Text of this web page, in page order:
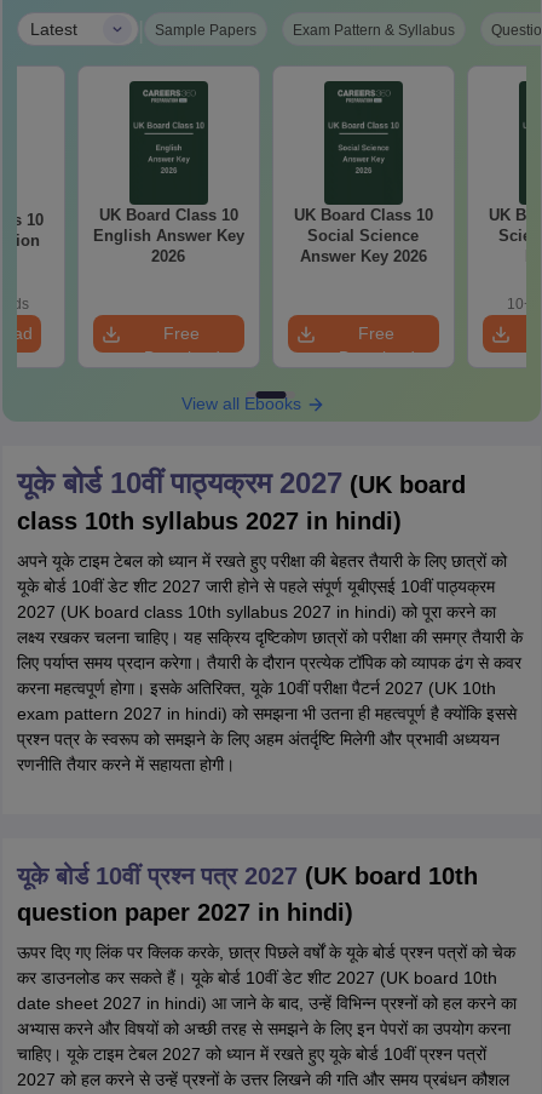
Latest | Sample Papers Exam Pattern & Syllabus
10
UK Board Class 10
English Answer Key
2026
Free
Download
UK Board Class 10
Social Science
Answer Key 2026
Free
Download
UK
10+
View all Ebooks
यूके बोर्ड 10वीं पाठ्यक्रम 2027 (UK board
class 10th syllabus 2027 in hindi)
अपने यूके टाइम टेबलको ध्यान में रखते हुए परीक्षा की बेहतर तैयारी के लिए छात्रों को
यूके बोर्ड 10वीं डेट शीट 2027 जारी होने से पहले संपूर्ण यूबीएसई 10वीं पाठ्यक्रम
2027 (UK board class 10th syllabus 2027 in hindi) को पूरा करने का
लक्ष्य रखकर चलना चाहिए। यह सक्रिय दृष्टिकोण छात्रों को परीक्षा की समग्र तैयारी के
लिए पर्याप्त समय प्रदान करेगा। तैयारी के दौरान प्रत्येक टॉपिक को व्यापक ढंग से कवर
करना महत्वपूर्ण होगा। इसके अतिरिक्त, यूके 10वीं परीक्षा पैटर्न 2027 (UK 10th
exam pattern 2027 in hindi) को समझना भी उतना ही महत्वपूर्ण है क्योंकि इससे
प्रश्न पत्र के स्वरूप को समझने के लिए अहम अंतर्दृष्टि मिलेगी और प्रभावी अध्ययन
रणनीति तैयार करने में सहायता होगी।
यूके बोर्ड 10वीं प्रश्न पत्र 2027 (UK board 10th
question paper 2027 in hindi)
ऊपर दिए गए लिंक पर क्लिक करके, छात्र पिछले वर्षों के यूके बोर्ड प्रश्न पत्रों को चेक
कर डाउनलोड कर सकते हैं। यूके बोर्ड 10वीं डेट शीट 2027 (UK board 10th
date sheet 2027 in hindi) आ जाने के बाद, उन्हें विभिन्न प्रश्नों को हल करने का
अभ्यास करने और विषयों को अच्छी तरह से समझने के लिए इन पेपरों का उपयोग करना
चाहिए। यूके टाइम टेबल 2027 को ध्यान में रखते हुए यूके बोर्ड 10वीं प्रश्न पत्रों
2027 को हल करने से उन्हें प्रश्नों के उत्तर लिखने की गति और समय प्रबंधन कौशल